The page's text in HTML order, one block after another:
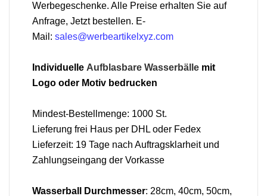
Werbegeschenke. Alle Preise erhalten Sie auf
Anfrage, Jetzt bestellen. E-
Mail:sales@werbeartikelxyz.com
Individuelle Aufblasbare Wasserbälle mit
Logo oder Motiv bedrucken
Mindest-Bestellmenge: 1000 St.
Lieferung frei Haus per DHL oder Fedex
Lieferzeit: 19 Tage nach Auftragsklarheit und
Zahlungseingang der Vorkasse
Wasserball Durchmesser: 28cm, 40cm, 50cm,